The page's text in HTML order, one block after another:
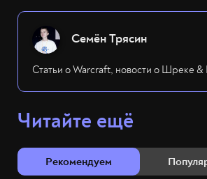
Семён Трясин
Статьи о Warcraft, новости о Шреке &
Читайте ещё
Рекомендуем